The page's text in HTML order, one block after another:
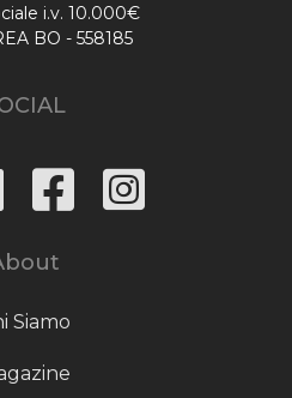
i.v. 10.000€
BO - 558185
Siamo